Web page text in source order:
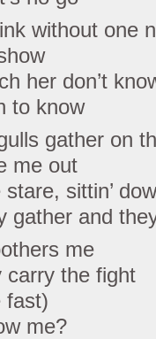
without one
her don’t
to know
gather on
me out
sittin’
gather and
me
carry the fight
fast)
me?